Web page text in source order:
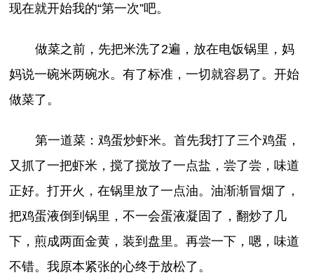
现在就开始我的“第一次”吧。
做菜之前，先把米洗了2遍，放在电饭锅里，妈
妈说一碗米两碗水。有了标准，一切就容易了。开始
做菜了。
第一道菜：鸡蛋炒虾米。首先我打了三个鸡蛋，
又抓了一把虾米，搅了搅放了一点盐，尝了尝，味道
正好。打开火，在锅里放了一点油。油渐渐冒烟了，
把鸡蛋液倒到锅里，不一会蛋液凝固了，翻炒了几
下，煎成两面金黄，装到盘里。再尝一下，嗯，味道
不错。我原本紧张的心终于放松了。